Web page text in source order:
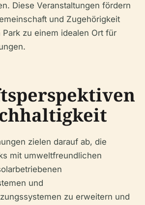
Diese Veranstaltungen fördern
und Zugehörigkeit
zu einem idealen Ort für
zielen darauf ab, die
mit umweltfreundlichen
und
zu erweitern und